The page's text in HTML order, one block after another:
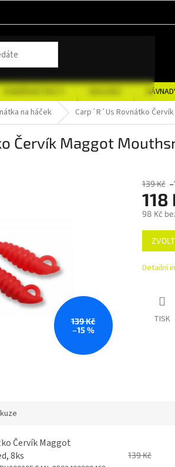
RYBÁŘSKÉ PRUTY NAVIJÁKY
na háček Carp´R´Us Rovnátko
Červík Maggot
139 Kč
–15 %
139 Kč
118
98 Kč
Měrná
cena:
Detailní
TISK
Červík Maggot
8ks
139 Kč